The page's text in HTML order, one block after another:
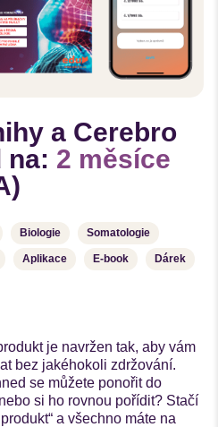
a Cerebro
na: 2 měsíce
Biologie Somatologie
Aplikace E-book Dárek
je navržen tak, aby vám
bez jakéhokoli zdržování.
se můžete ponořit do
si ho rovnou pořídit? Stačí
a všechno máte na